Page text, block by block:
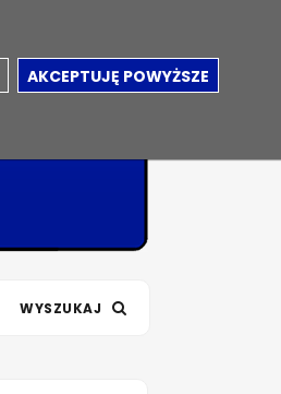
WYSZUKAJ
AKCEPTUJĘ POWYŻSZE